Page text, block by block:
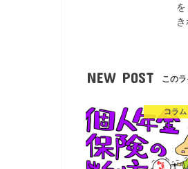
NEW POST この
コラム